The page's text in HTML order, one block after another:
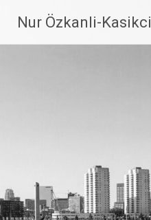
naar
de
Nur Özkanli-Kasikci